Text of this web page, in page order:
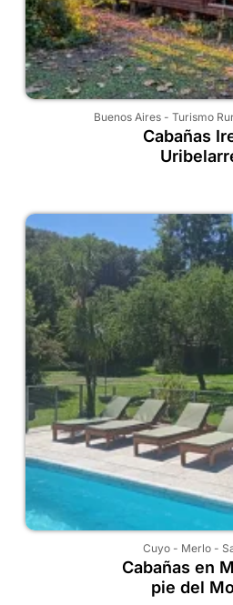
Buenos Aires - Turismo
Cabañas
Cuyo- Merlo-
Cabañas en
pie del